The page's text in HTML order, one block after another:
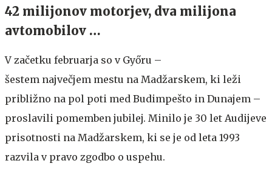
42 milijonov motorjev, dva milijona
avtomobilov …
V začetku februarja so v Győru –
šestem največjem mestu na Madžarskem, ki leži
približno na pol poti med Budimpešto in Dunajem –
proslavili pomemben jubilej. Minilo je 30 let Audijeve
prisotnosti na Madžarskem, ki se je od leta 1993
razvila v pravo zgodbo o uspehu.